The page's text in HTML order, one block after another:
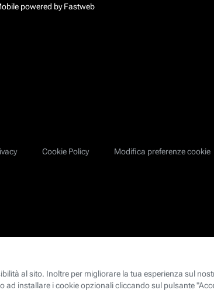
powered by Fastweb
Cookie Policy Modifica preferenze cookie